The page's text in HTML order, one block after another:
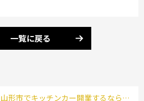
一覧に戻る
山形市でキッチンカー開業するなら格